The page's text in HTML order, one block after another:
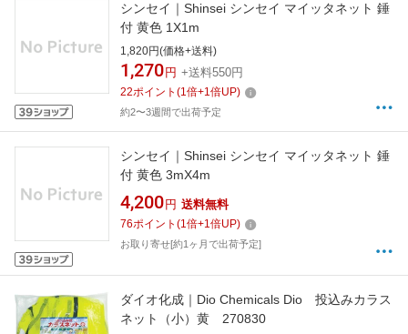
シンセイ｜Shinsei シンセイ マイッタネット 錘
付 黄色 1X1m
1,820円(価格+送料)
1,270 円 +送料550円
22ポイント (1倍+1倍UP)
約2〜3週間で出荷予定
シンセイ｜Shinsei シンセイ マイッタネット 錘
付 黄色 3mX4m
4,200 円 送料無料
76ポイント (1倍+1倍UP)
お取り寄せ[約1ヶ月で出荷予定]
ダイオ化成｜Dio Chemicals Dio 投込みカラス
ネット（小）黄 270830